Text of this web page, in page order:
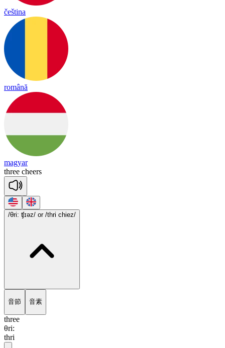
čeština
română
magyar
three cheers
/θri: ʧɪəz/ or /thri chiez/
音節 音素
three
θri:
thri